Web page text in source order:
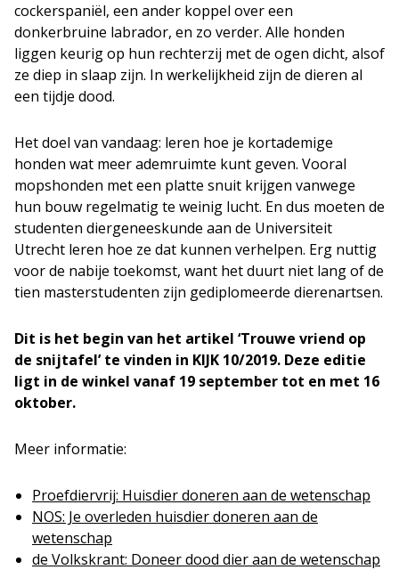
cockerspaniël, een ander koppel over een
donkerbruine labrador, en zo verder. Alle honden
liggen keurig op hun rechterzij met de ogen dicht, alsof
ze diep in slaap zijn. In werkelijkheid zijn de dieren al
een tijdje dood.
Het doel van vandaag: leren hoe je kortademige
honden wat meer ademruimte kunt geven. Vooral
mopshonden met een platte snuit krijgen vanwege
hun bouw regelmatig te weinig lucht. En dus moeten de
studenten diergeneeskunde aan de Universiteit
Utrecht leren hoe ze dat kunnen verhelpen. Erg nuttig
voor de nabije toekomst, want het duurt niet lang of de
tien masterstudenten zijn gediplomeerde dierenartsen.
Dit is het begin van het artikel ‘Trouwe vriend op
de snijtafel’ te vinden in KIJK 10/2019. Deze editie
ligt in de winkel vanaf 19 september tot en met 16
oktober.
Meer informatie:
Proefdiervrij: Huisdier doneren aan de wetenschap
NOS: Je overleden huisdier doneren aan de
wetenschap
de Volkskrant: Doneer dood dier aan de wetenschap